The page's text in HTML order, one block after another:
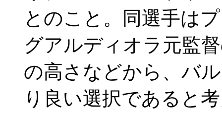
とのこと。同選手は
グアルディオラ元監
の高さなどから、バ
り良い選択であると